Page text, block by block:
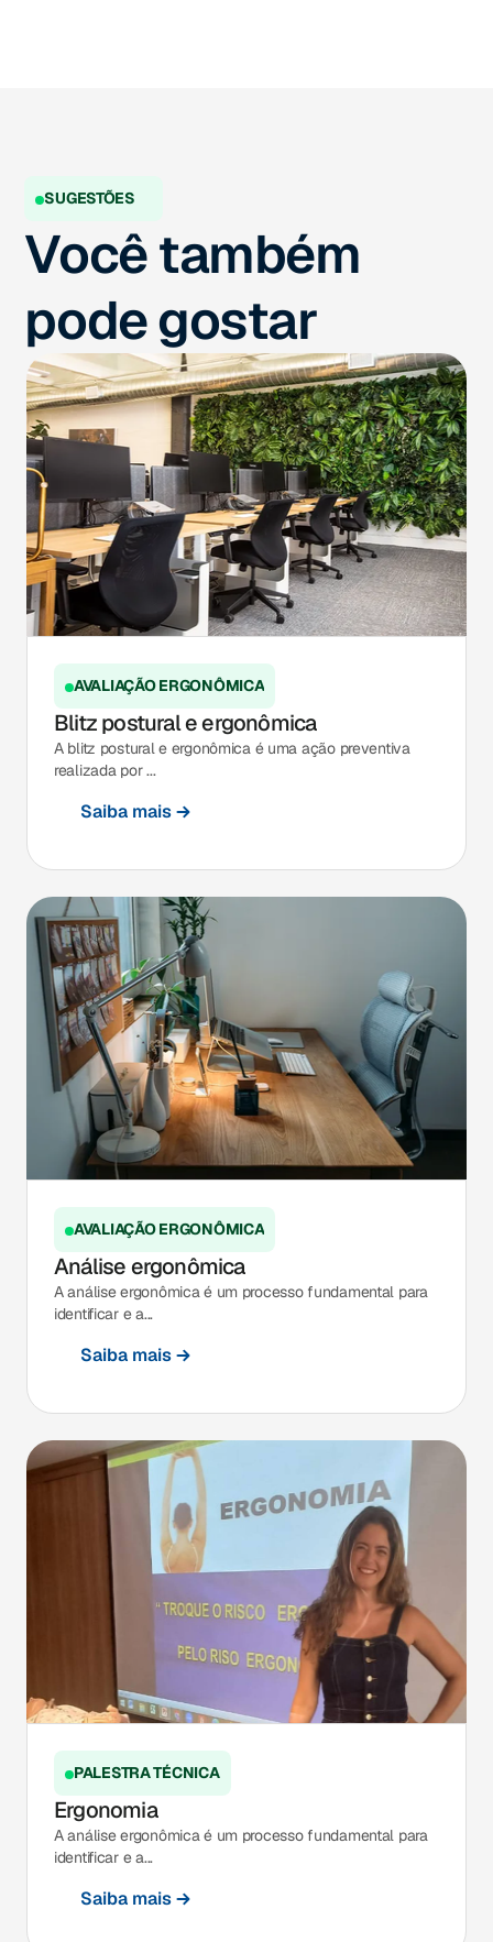
SUGESTÕES
Você também
pode gostar
AVALIAÇÃO ERGONÔMICA
Blitz postural e ergonômica
A blitz postural e ergonômica é uma ação preventiva
realizada por ...
Saiba mais
AVALIAÇÃO ERGONÔMICA
Análise ergonômica
A análise ergonômica é um processo fundamental para
identificar e a...
Saiba mais
PALESTRA TÉCNICA
Ergonomia
A análise ergonômica é um processo fundamental para
identificar e a...
Saiba mais